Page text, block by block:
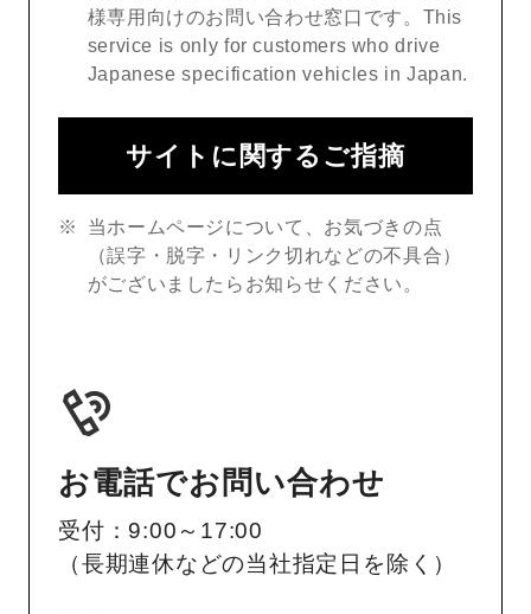
様専用向けのお問い合わせ窓口です。This
service is only for customers who drive
Japanese specification vehicles in Japan.
サイトに関するご指摘
当ホームページについて、お気づきの点
（誤字・脱字・リンク切れなどの不具合）
がございましたらお知らせください。
お電話でお問い合わせ
受付：9:00～17:00
（長期連休などの当社指定日を除く）